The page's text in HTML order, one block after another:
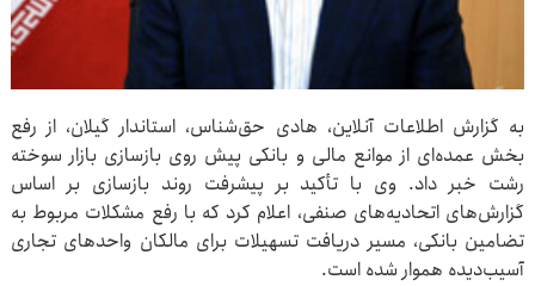
به گزارش اطلاعات آنلاین، هادی حق‌شناس، استاندار گیلان، از رفع
بخش عمده‌ای از موانع مالی و بانکی پیش روی بازسازی بازار سوخته
رشت خبر داد. وی با تأکید بر پیشرفت روند بازسازی بر اساس
گزارش‌های اتحادیه‌های صنفی، اعلام کرد که با رفع مشکلات مربوط به
تضامین بانکی، مسیر دریافت تسهیلات برای مالکان واحدهای تجاری
آسیب‌دیده هموار شده است.